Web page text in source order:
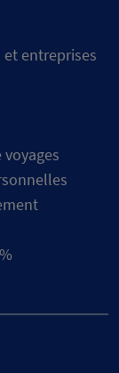
entreprises
voyages